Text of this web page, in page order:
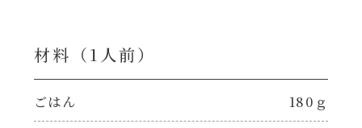
すき焼のたれ
材料（1⼈前）
ごはん 180ｇ